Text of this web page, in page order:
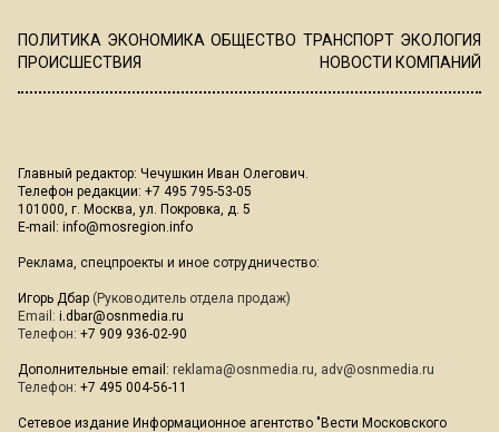
ПОЛИТИКА ЭКОНОМИКА ОБЩЕСТВО ТРАНСПОРТ ЭКОЛОГИЯ
ПРОИСШЕСТВИЯ
НОВОСТИ КОМПАНИЙ
Главный редактор: Чечушкин Иван Олегович.
Телефон редакции: +7 495 795-53-05
101000, г. Москва, ул. Покровка, д. 5
E-mail: info@mosregion.info
Реклама, спецпроекты и иное сотрудничество:
Игорь Дбар (Руководитель отдела продаж)
Email: i.dbar@osnmedia.ru
Телефон: +7 909 936-02-90
Дополнительные email: reklama@osnmedia.ru, adv@osnmedia.ru
Телефон: +7 495 004-56-11
Сетевое издание Информационное агентство "Вести Московского